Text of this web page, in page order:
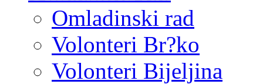
Omladinski rad
Volonteri Br?ko
Volonteri Bijeljina